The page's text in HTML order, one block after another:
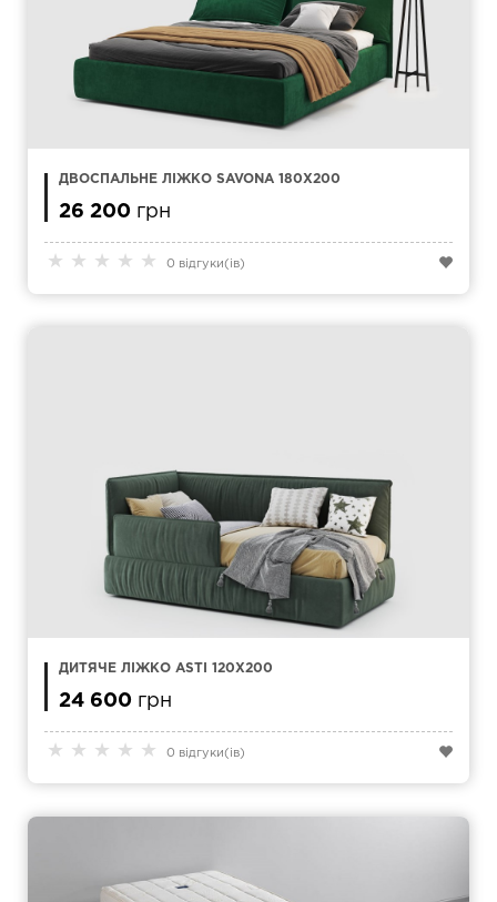
★ ★ ★ ★ ★ 0 відгуки(ів)
ДВОСПАЛЬНЕ ЛІЖКО SAVONA 180Х200
26 200 грн
★ ★ ★ ★ ★ 0 відгуки(ів)
ДИТЯЧЕ ЛІЖКО ASTI 120Х200
24 600 грн